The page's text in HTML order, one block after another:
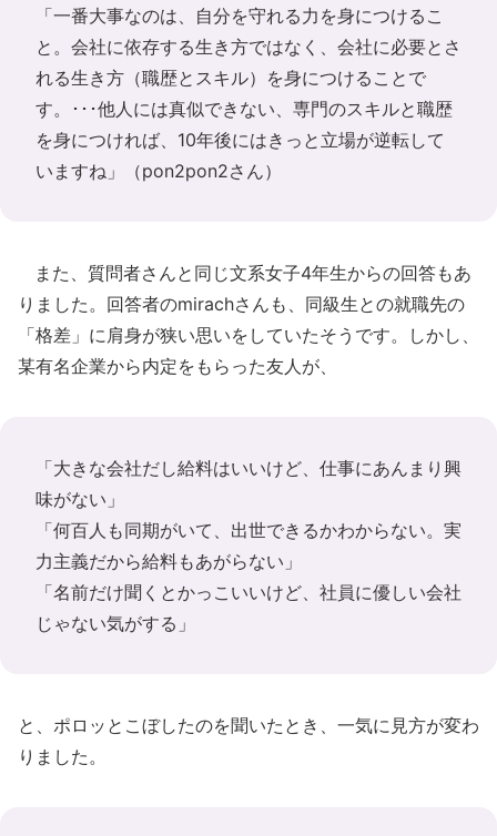
「一番大事なのは、自分を守れる力を身につけるこ
と。会社に依存する生き方ではなく、会社に必要とさ
れる生き方（職歴とスキル）を身につけることで
す。･･･他人には真似できない、専門のスキルと職歴
を身につければ、10年後にはきっと立場が逆転して
いますね」（pon2pon2さん）
また、質問者さんと同じ文系女子4年生からの回答もあ
りました。回答者のmirachさんも、同級生との就職先の
「格差」に肩身が狭い思いをしていたそうです。しかし、
某有名企業から内定をもらった友人が、
「大きな会社だし給料はいいけど、仕事にあんまり興
味がない」
「何百人も同期がいて、出世できるかわからない。実
力主義だから給料もあがらない」
「名前だけ聞くとかっこいいけど、社員に優しい会社
じゃない気がする」
と、ポロッとこぼしたのを聞いたとき、一気に見方が変わ
りました。